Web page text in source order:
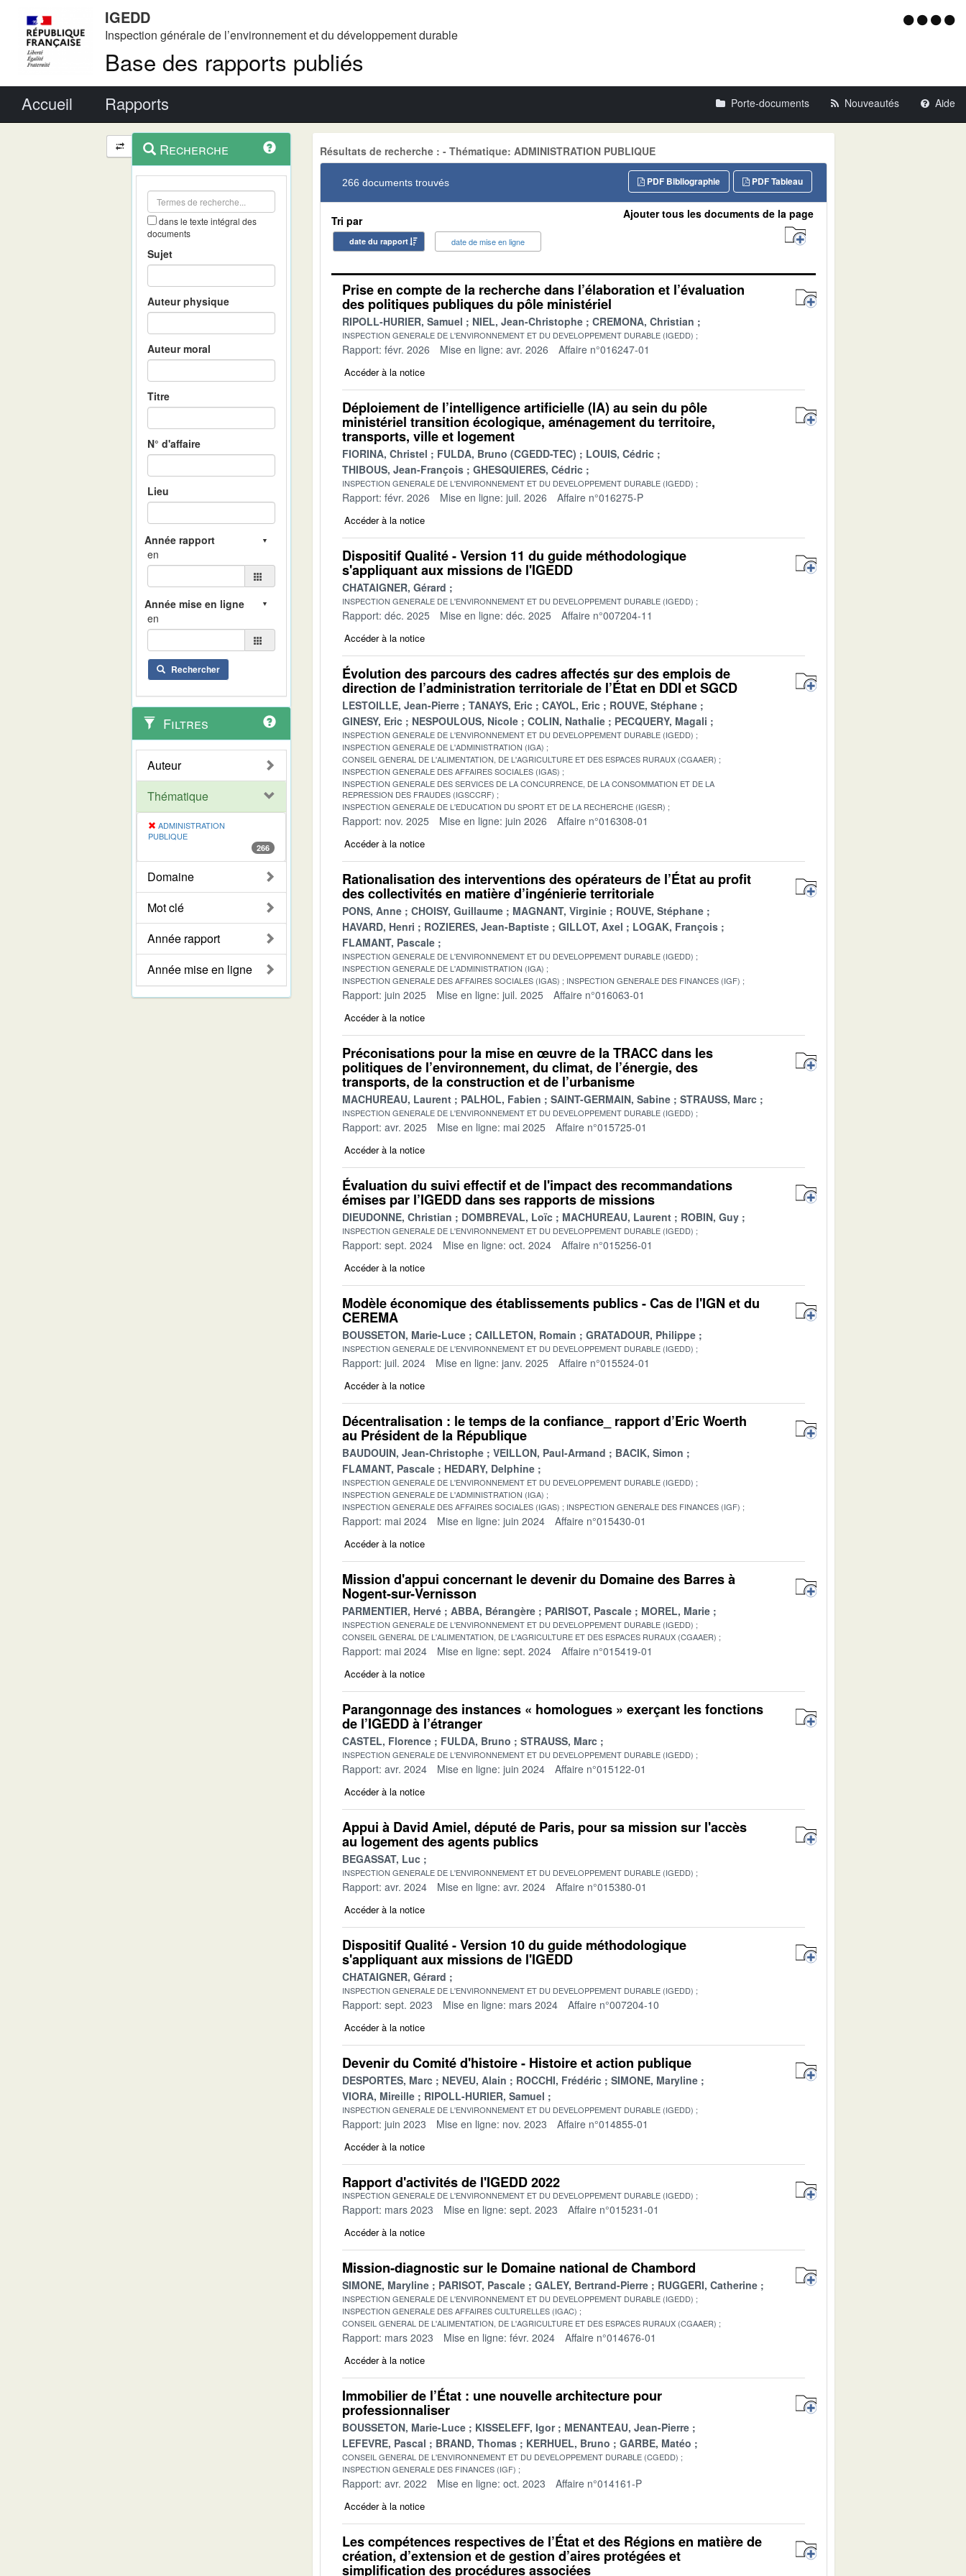
IGEDD
Inspection générale de l’environnement et du développement durable
Base des rapports publiés
Menu
Accueil Rapports Porte-documents Nouveautés Aide
Navigation
et
outils
contextuel
Recherche
dans le texte intégral des
documents
Sujet
Auteur physique
Auteur moral
Titre
N° d'affaire
Lieu
en
en
Rechercher
Filtres
Auteur
Thématique
ADMINISTRATION
PUBLIQUE
266
Domaine
Mot clé
Année rapport
Année mise en ligne
Résultats de recherche : - Thématique: ADMINISTRATION PUBLIQUE
266 documents trouvés PDF Tableau
PDF Bibliographie
Tri par
date du rapport date de mise en ligne
Ajouter tous les documents de la page
Prise en compte de la recherche dans l’élaboration et l’évaluation
des politiques publiques du pôle ministériel
RIPOLL-HURIER, Samuel NIEL, Jean-Christophe CREMONA, Christian
INSPECTION GENERALE DE L'ENVIRONNEMENT ET DU DEVELOPPEMENT DURABLE (IGEDD)
Rapport: févr. 2026 Mise en ligne: avr. 2026 Affaire n°016247-01
Accéder à la notice
Déploiement de l’intelligence artificielle (IA) au sein du pôle
ministériel transition écologique, aménagement du territoire,
transports, ville et logement
FIORINA, Christel FULDA, Bruno (CGEDD-TEC)
LOUIS, Cédric
THIBOUS, Jean-François
GHESQUIERES, Cédric
INSPECTION GENERALE DE L'ENVIRONNEMENT ET DU DEVELOPPEMENT DURABLE (IGEDD)
Rapport: févr. 2026 Mise en ligne: juil. 2026 Affaire n°016275-P
Accéder à la notice
Dispositif Qualité - Version 11 du guide méthodologique
s'appliquant aux missions de l'IGEDD
CHATAIGNER, Gérard
INSPECTION GENERALE DE L'ENVIRONNEMENT ET DU DEVELOPPEMENT DURABLE (IGEDD)
Rapport: déc. 2025 Mise en ligne: déc. 2025 Affaire n°007204-11
Accéder à la notice
Évolution des parcours des cadres affectés sur des emplois de
direction de l’administration territoriale de l’État en DDI et SGCD
LESTOILLE, Jean-Pierre TANAYS, Eric CAYOL, Eric
ROUVE, Stéphane
GINESY, Eric
NESPOULOUS, Nicole COLIN, Nathalie PECQUERY, Magali
INSPECTION GENERALE DE L'ENVIRONNEMENT ET DU DEVELOPPEMENT DURABLE (IGEDD)
INSPECTION GENERALE DE L'ADMINISTRATION (IGA)
CONSEIL GENERAL DE L'ALIMENTATION, DE L'AGRICULTURE ET DES ESPACES RURAUX (CGAAER)
INSPECTION GENERALE DES AFFAIRES SOCIALES (IGAS)
INSPECTION GENERALE DES SERVICES DE LA CONCURRENCE, DE LA CONSOMMATION ET DE LA
REPRESSION DES FRAUDES (IGSCCRF)
INSPECTION GENERALE DE L'EDUCATION DU SPORT ET DE LA RECHERCHE (IGESR)
Rapport: nov. 2025 Mise en ligne: juin 2026 Affaire n°016308-01
Accéder à la notice
Rationalisation des interventions des opérateurs de l’État au profit
des collectivités en matière d’ingénierie territoriale
PONS, Anne CHOISY, Guillaume MAGNANT, Virginie
ROUVE, Stéphane
HAVARD, Henri
ROZIERES, Jean-Baptiste GILLOT, Axel
LOGAK, François
FLAMANT, Pascale
INSPECTION GENERALE DE L'ENVIRONNEMENT ET DU DEVELOPPEMENT DURABLE (IGEDD)
INSPECTION GENERALE DE L'ADMINISTRATION (IGA)
INSPECTION GENERALE DES AFFAIRES SOCIALES (IGAS)
INSPECTION GENERALE DES FINANCES (IGF)
Rapport: juin 2025 Mise en ligne: juil. 2025 Affaire n°016063-01
Accéder à la notice
Préconisations pour la mise en œuvre de la TRACC dans les
politiques de l’environnement, du climat, de l’énergie, des
transports, de la construction et de l’urbanisme
MACHUREAU, Laurent PALHOL, Fabien SAINT-GERMAIN, Sabine STRAUSS, Marc
INSPECTION GENERALE DE L'ENVIRONNEMENT ET DU DEVELOPPEMENT DURABLE (IGEDD)
Rapport: avr. 2025 Mise en ligne: mai 2025 Affaire n°015725-01
Accéder à la notice
Évaluation du suivi effectif et de l'impact des recommandations
émises par l’IGEDD dans ses rapports de missions
DIEUDONNE, Christian DOMBREVAL, Loïc MACHUREAU, Laurent ROBIN, Guy
INSPECTION GENERALE DE L'ENVIRONNEMENT ET DU DEVELOPPEMENT DURABLE (IGEDD)
Rapport: sept. 2024 Mise en ligne: oct. 2024 Affaire n°015256-01
Accéder à la notice
Modèle économique des établissements publics - Cas de l'IGN et du
CEREMA
BOUSSETON, Marie-Luce CAILLETON, Romain GRATADOUR, Philippe
INSPECTION GENERALE DE L'ENVIRONNEMENT ET DU DEVELOPPEMENT DURABLE (IGEDD)
Rapport: juil. 2024 Mise en ligne: janv. 2025 Affaire n°015524-01
Accéder à la notice
Décentralisation : le temps de la confiance_ rapport d’Eric Woerth
au Président de la République
BAUDOUIN, Jean-Christophe VEILLON, Paul-Armand
BACIK, Simon
FLAMANT, Pascale
HEDARY, Delphine
INSPECTION GENERALE DE L'ENVIRONNEMENT ET DU DEVELOPPEMENT DURABLE (IGEDD)
INSPECTION GENERALE DE L'ADMINISTRATION (IGA)
INSPECTION GENERALE DES AFFAIRES SOCIALES (IGAS)
INSPECTION GENERALE DES FINANCES (IGF)
Rapport: mai 2024 Mise en ligne: juin 2024 Affaire n°015430-01
Accéder à la notice
Mission d'appui concernant le devenir du Domaine des Barres à
Nogent-sur-Vernisson
PARMENTIER, Hervé ABBA, Bérangère PARISOT, Pascale MOREL, Marie
INSPECTION GENERALE DE L'ENVIRONNEMENT ET DU DEVELOPPEMENT DURABLE (IGEDD)
CONSEIL GENERAL DE L'ALIMENTATION, DE L'AGRICULTURE ET DES ESPACES RURAUX (CGAAER)
Rapport: mai 2024 Mise en ligne: sept. 2024 Affaire n°015419-01
Accéder à la notice
Parangonnage des instances « homologues » exerçant les fonctions
de l’IGEDD à l’étranger
CASTEL, Florence FULDA, Bruno STRAUSS, Marc
INSPECTION GENERALE DE L'ENVIRONNEMENT ET DU DEVELOPPEMENT DURABLE (IGEDD)
Rapport: avr. 2024 Mise en ligne: juin 2024 Affaire n°015122-01
Accéder à la notice
Appui à David Amiel, député de Paris, pour sa mission sur l'accès
au logement des agents publics
BEGASSAT, Luc
INSPECTION GENERALE DE L'ENVIRONNEMENT ET DU DEVELOPPEMENT DURABLE (IGEDD)
Rapport: avr. 2024 Mise en ligne: avr. 2024 Affaire n°015380-01
Accéder à la notice
Dispositif Qualité - Version 10 du guide méthodologique
s'appliquant aux missions de l'IGEDD
CHATAIGNER, Gérard
INSPECTION GENERALE DE L'ENVIRONNEMENT ET DU DEVELOPPEMENT DURABLE (IGEDD)
Rapport: sept. 2023 Mise en ligne: mars 2024 Affaire n°007204-10
Accéder à la notice
Devenir du Comité d'histoire - Histoire et action publique
DESPORTES, Marc NEVEU, Alain ROCCHI, Frédéric
SIMONE, Maryline
VIORA, Mireille
RIPOLL-HURIER, Samuel
INSPECTION GENERALE DE L'ENVIRONNEMENT ET DU DEVELOPPEMENT DURABLE (IGEDD)
Rapport: juin 2023 Mise en ligne: nov. 2023 Affaire n°014855-01
Accéder à la notice
Rapport d'activités de l'IGEDD 2022
INSPECTION GENERALE DE L'ENVIRONNEMENT ET DU DEVELOPPEMENT DURABLE (IGEDD)
Rapport: mars 2023 Mise en ligne: sept. 2023 Affaire n°015231-01
Accéder à la notice
Mission-diagnostic sur le Domaine national de Chambord
SIMONE, Maryline PARISOT, Pascale GALEY, Bertrand-Pierre RUGGERI, Catherine
INSPECTION GENERALE DE L'ENVIRONNEMENT ET DU DEVELOPPEMENT DURABLE (IGEDD)
INSPECTION GENERALE DES AFFAIRES CULTURELLES (IGAC)
CONSEIL GENERAL DE L'ALIMENTATION, DE L'AGRICULTURE ET DES ESPACES RURAUX (CGAAER)
Rapport: mars 2023 Mise en ligne: févr. 2024 Affaire n°014676-01
Accéder à la notice
Immobilier de l’État : une nouvelle architecture pour
professionnaliser
BOUSSETON, Marie-Luce KISSELEFF, Igor
MENANTEAU, Jean-Pierre
LEFEVRE, Pascal
BRAND, Thomas KERHUEL, Bruno GARBE, Matéo
CONSEIL GENERAL DE L'ENVIRONNEMENT ET DU DEVELOPPEMENT DURABLE (CGEDD)
INSPECTION GENERALE DES FINANCES (IGF)
Rapport: avr. 2022 Mise en ligne: oct. 2023 Affaire n°014161-P
Accéder à la notice
Les compétences respectives de l’État et des Régions en matière de
création, d’extension et de gestion d’aires protégées et
simplification des procédures associées